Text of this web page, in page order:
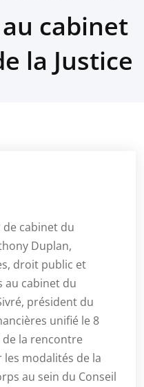
au cabinet
la Justice
cabinet du
Duplan,
droit public et
cabinet du
président du
unifié le 8
de la rencontre
modalités de la
au sein du Conseil